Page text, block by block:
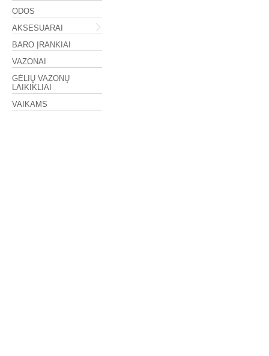
ODOS
AKSESUARAI
BARO ĮRANKIAI
VAZONAI
GĖLIŲ VAZONŲ
LAIKIKLIAI
VAIKAMS